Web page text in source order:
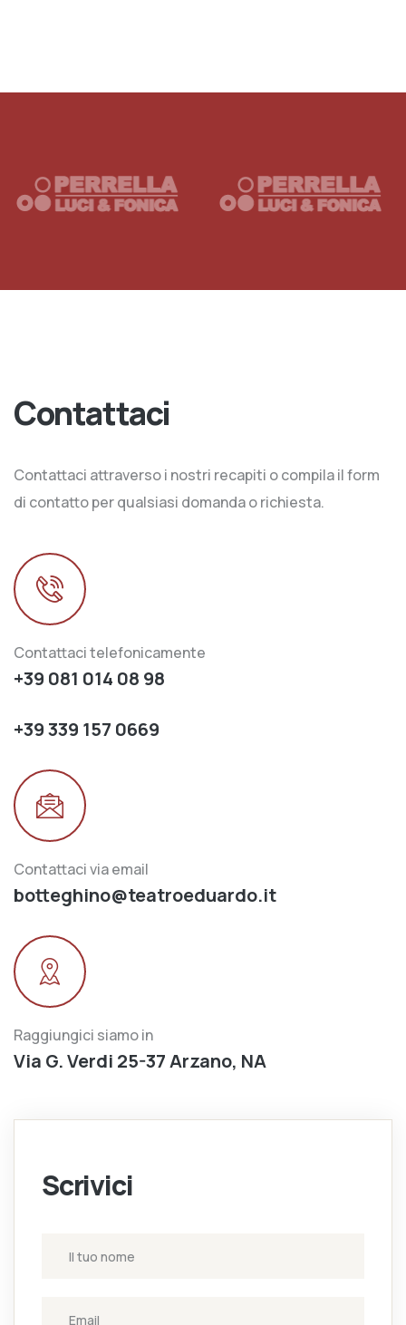
Contattaci
Contattaci attraverso i nostri recapiti o compila il form
di contatto per qualsiasi domanda o richiesta.
Contattaci telefonicamente
+39 081 014 08 98
+39 339 157 0669
Contattaci via email
botteghino@teatroeduardo.it
Raggiungici siamo in
Via G. Verdi 25-37 Arzano, NA
Scrivici